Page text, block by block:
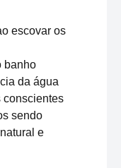
escovar os
banho
da água
conscientes
sendo
e